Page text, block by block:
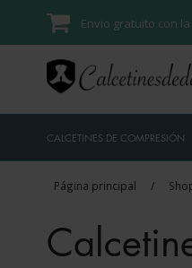
Envio gratuito con
CALCETINES DE COMPRESIÓN
Página principal /